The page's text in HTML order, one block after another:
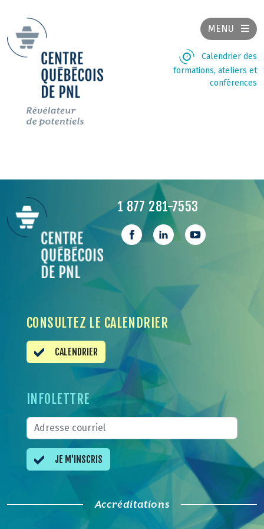
MENU
Calendrier des
formations, ateliers et
conférences
1 877 281-7553
CONSULTEZ LE CALENDRIER
CALENDRIER
INFOLETTRE
JE M'INSCRIS
Accréditations